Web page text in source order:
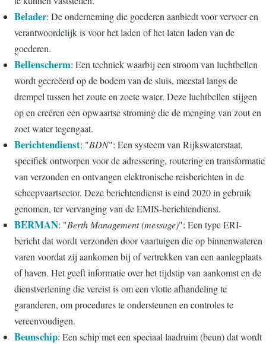
Belader: De onderneming die goederen aanbiedt voor vervoer en
verantwoordelijk is voor het laden of het laten laden van de
goederen.
Bellenscherm: Een techniek waarbij een stroom van luchtbellen
wordt gecreëerd op de bodem van de sluis, meestal langs de
drempel tussen het zoute en zoete water. Deze luchtbellen stijgen
op en creëren een opwaartse stroming die de menging van zout en
zoet water tegengaat.
Berichtendienst: "BDN": Een systeem van Rijkswaterstaat,
specifiek ontworpen voor de adressering, routering en transformatie
van verzonden en ontvangen elektronische reisberichten in de
scheepvaartsector. Deze berichtendienst is eind 2020 in gebruik
genomen, ter vervanging van de EMIS-berichtendienst.
BERMAN: "Berth Management (message)": Een type ERI-
bericht dat wordt verzonden door vaartuigen die op binnenwateren
varen voordat zij aankomen bij of vertrekken van een aanlegplaats
of haven. Het geeft informatie over het tijdstip van aankomst en de
dienstverlening die vereist is om een vlotte afhandeling te
garanderen, om procedures te ondersteunen en controles te
vereenvoudigen.
Beunschip: Een schip met een speciaal laadruim (beun) dat wordt